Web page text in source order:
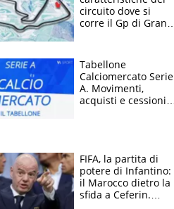
circuito dove si
corre il Gp di Gran
Tabellone
Calciomercato Serie
A. Movimenti,
acquisti e cessioni:
FIFA, la partita di
potere di Infantino:
il Marocco dietro la
sfida a Ceferin.